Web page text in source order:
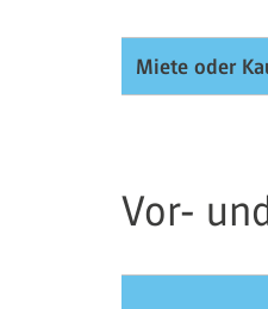
Miete oder
Vor-